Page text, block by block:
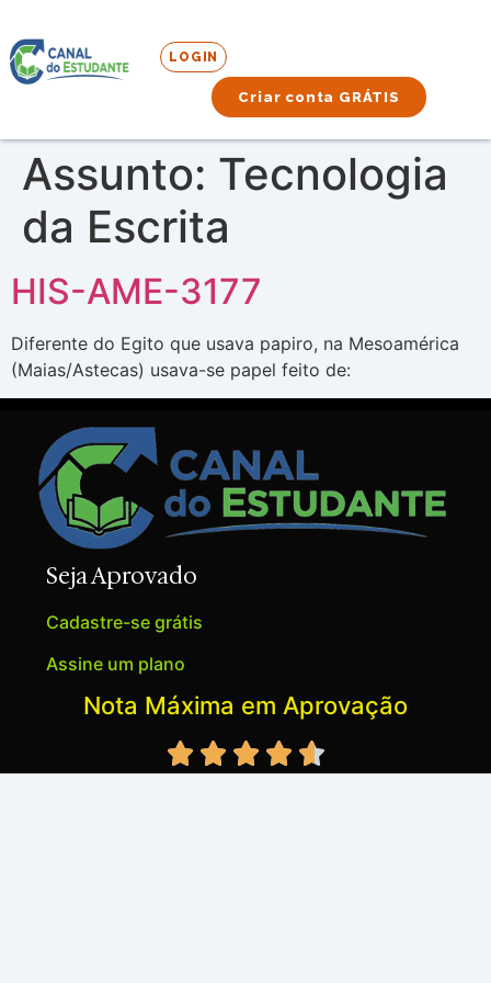
LOGIN
Criar conta GRÁTIS
Assunto: Tecnologia
da Escrita
HIS-AME-3177
Diferente do Egito que usava papiro, na Mesoamérica
(Maias/Astecas) usava-se papel feito de:
Seja Aprovado
Cadastre-se grátis
Assine um plano
Nota Máxima em Aprovação